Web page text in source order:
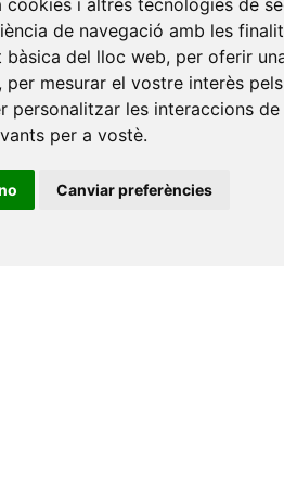
i altres tecnologies de
de navegació amb les
del lloc web, per oferir
, per mesurar el vostre interès
personalitzar les interaccions
per a vostè.
Canviar preferències
a
Xarxa Vives
Edifici Àgora
Universitat Jaume I, local
Av. de Vicent Sos Baynat,
e-buc@vives.org